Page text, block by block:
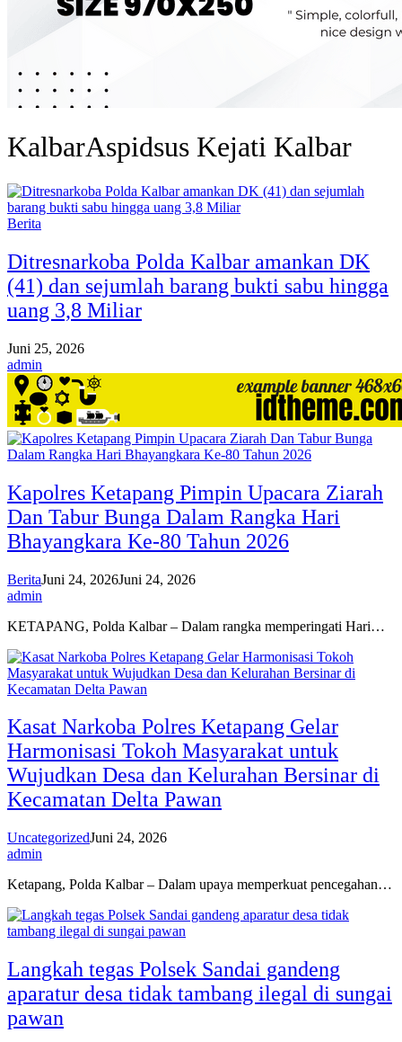
KalbarAspidsus Kejati Kalbar
Berita
Ditresnarkoba Polda Kalbar amankan DK
(41) dan sejumlah barang bukti sabu hingga
uang 3,8 Miliar
Juni 25, 2026
admin
Kapolres Ketapang Pimpin Upacara Ziarah
Dan Tabur Bunga Dalam Rangka Hari
Bhayangkara Ke-80 Tahun 2026
BeritaJuni 24, 2026Juni 24, 2026
admin
KETAPANG, Polda Kalbar – Dalam rangka memperingati Hari…
Kasat Narkoba Polres Ketapang Gelar
Harmonisasi Tokoh Masyarakat untuk
Wujudkan Desa dan Kelurahan Bersinar di
Kecamatan Delta Pawan
UncategorizedJuni 24, 2026
admin
Ketapang, Polda Kalbar – Dalam upaya memperkuat pencegahan…
Langkah tegas Polsek Sandai gandeng
aparatur desa tidak tambang ilegal di sungai
pawan